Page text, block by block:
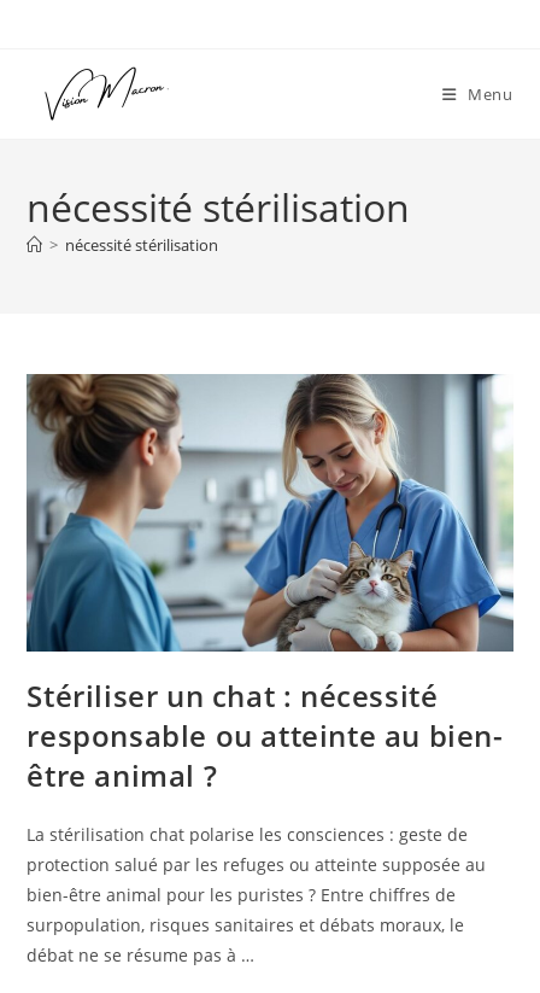
Menu
nécessité stérilisation
> nécessité stérilisation
Stériliser un chat : nécessité
responsable ou atteinte au bien-
être animal ?
La stérilisation chat polarise les consciences : geste de
protection salué par les refuges ou atteinte supposée au
bien-être animal pour les puristes ? Entre chiffres de
surpopulation, risques sanitaires et débats moraux, le
débat ne se résume pas à …